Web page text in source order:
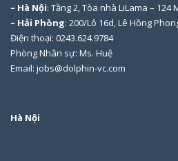
– Hà Nội: Tầng 2, Tòa nhà LiLama – 124
– Hải Phòng: 200/Lô 16d, Lê Hồng
Điện thoại: 0243.624.9784
Phòng Nhân sự: Ms. Huệ
Email: jobs@dolphin-vc.com
Hà Nội